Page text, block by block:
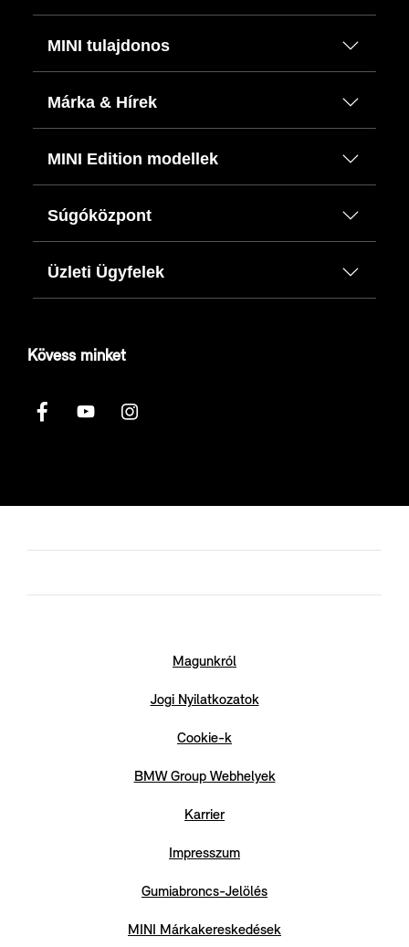
MINI tulajdonos
Márka & Hírek
MINI Edition modellek
Súgóközpont
Üzleti Ügyfelek
Kövess minket
Magunkról
Jogi Nyilatkozatok
Cookie-k
BMW Group Webhelyek
Karrier
Impresszum
Gumiabroncs-Jelölés
MINI Márkakereskedések